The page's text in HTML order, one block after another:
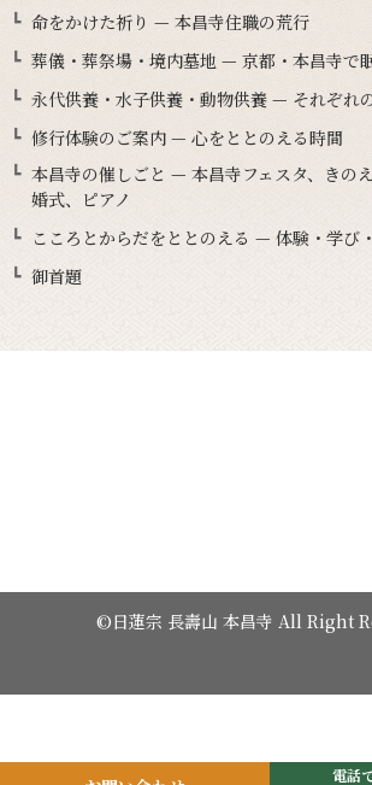
電話
命をかけた祈り — 本昌寺住職の荒行
葬儀・葬祭場・境内墓地 — 京都・本昌寺で
永代供養・水子供養・動物供養 — それぞれ
修行体験のご案内 — 心をととのえる時間
本昌寺の催しごと — 本昌寺フェスタ、きの
婚式、ピアノ
こころとからだをととのえる — 体験・学び
御首題
©日蓮宗 長壽山 本昌寺 All Right